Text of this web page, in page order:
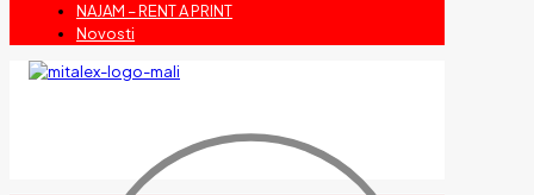
NAJAM – RENT A PRINT
Novosti